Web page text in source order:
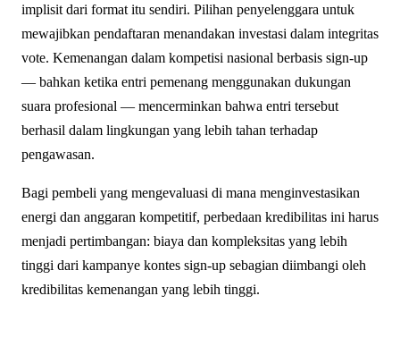
implisit dari format itu sendiri. Pilihan penyelenggara untuk
mewajibkan pendaftaran menandakan investasi dalam integritas
vote. Kemenangan dalam kompetisi nasional berbasis sign-up
— bahkan ketika entri pemenang menggunakan dukungan
suara profesional — mencerminkan bahwa entri tersebut
berhasil dalam lingkungan yang lebih tahan terhadap
pengawasan.
Bagi pembeli yang mengevaluasi di mana menginvestasikan
energi dan anggaran kompetitif, perbedaan kredibilitas ini harus
menjadi pertimbangan: biaya dan kompleksitas yang lebih
tinggi dari kampanye kontes sign-up sebagian diimbangi oleh
kredibilitas kemenangan yang lebih tinggi.